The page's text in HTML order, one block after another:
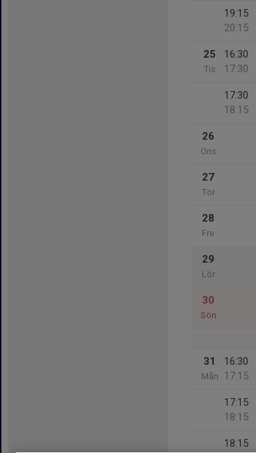
19:15
20:15
25
Tis
16:30
17:30
17:30
18:15
26
Ons
27
Tor
28
Fre
29
Lör
30
Sön
31
Mån
16:30
17:15
17:15
18:15
18:15